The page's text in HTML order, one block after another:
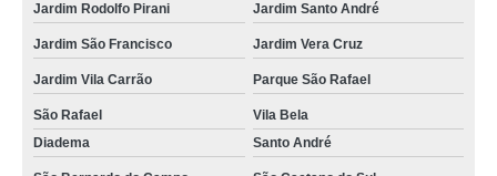
Jardim Rodolfo Pirani Jardim Santo André
Jardim São Francisco Jardim Vera Cruz
Jardim Vila Carrão Parque São Rafael
São Rafael
Vila Bela
Diadema
Santo André